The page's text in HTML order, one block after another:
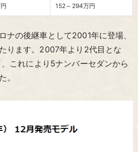
152～294万円
ナの後継車として2001年に登場、
ります。2007年より2代目とな
これにより5ナンバーセダンから
。